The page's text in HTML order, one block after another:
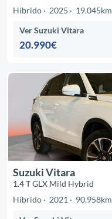
Híbrido
2025 19.045km
Ver Suzuki Vitara
20.990€
Suzuki Vitara
1.4 T GLX Mild Hybrid
Híbrido
2021 90.958km